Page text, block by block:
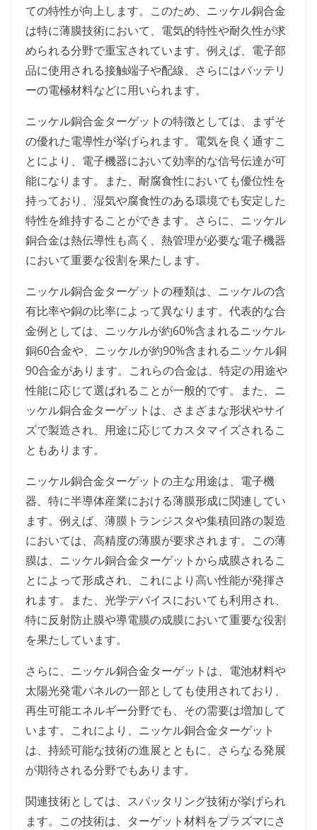
ての特性が向上します。このため、ニッケル銅合金
は特に薄膜技術において、電気的特性や耐久性が求
められる分野で重宝されています。例えば、電子部
品に使用される接触端子や配線、さらにはバッテリ
ーの電極材料などに用いられます。
ニッケル銅合金ターゲットの特徴としては、まずそ
の優れた電導性が挙げられます。電気を良く通すこ
とにより、電子機器において効率的な信号伝達が可
能になります。また、耐腐食性においても優位性を
持っており、湿気や腐食性のある環境でも安定した
特性を維持することができます。さらに、ニッケル
銅合金は熱伝導性も高く、熱管理が必要な電子機器
において重要な役割を果たします。
ニッケル銅合金ターゲットの種類は、ニッケルの含
有比率や銅の比率によって異なります。代表的な合
金例としては、ニッケルが約60%含まれるニッケル
銅60合金や、ニッケルが約90%含まれるニッケル銅
90合金があります。これらの合金は、特定の用途や
性能に応じて選ばれることが一般的です。また、ニ
ッケル銅合金ターゲットは、さまざまな形状やサイ
ズで製造され、用途に応じてカスタマイズされるこ
ともあります。
ニッケル銅合金ターゲットの主な用途は、電子機
器、特に半導体産業における薄膜形成に関連してい
ます。例えば、薄膜トランジスタや集積回路の製造
においては、高精度の薄膜が要求されます。この薄
膜は、ニッケル銅合金ターゲットから成膜されるこ
とによって形成され、これにより高い性能が発揮さ
れます。また、光学デバイスにおいても利用され、
特に反射防止膜や導電膜の成膜において重要な役割
を果たしています。
さらに、ニッケル銅合金ターゲットは、電池材料や
太陽光発電パネルの一部としても使用されており、
再生可能エネルギー分野でも、その需要は増加して
います。これにより、ニッケル銅合金ターゲット
は、持続可能な技術の進展とともに、さらなる発展
が期待される分野でもあります。
関連技術としては、スパッタリング技術が挙げられ
ます。この技術は、ターゲット材料をプラズマにさ